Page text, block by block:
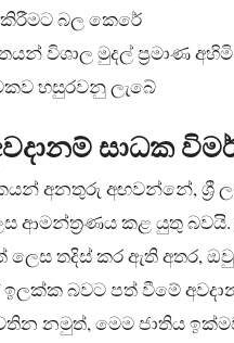
බල කෙරේ
විශාල මුදල් ප්‍රමාණ
හසුරවනු ලැබේ
සාධක
අනතුරු අඟවන්නේ, ශ්‍රී
ආමන්ත්‍රණය කළ යුතු බවයි.
ලෙස තදිස් කර ඇති
බවට පත් වීමේ
නමුත්, මෙම ජාතිය